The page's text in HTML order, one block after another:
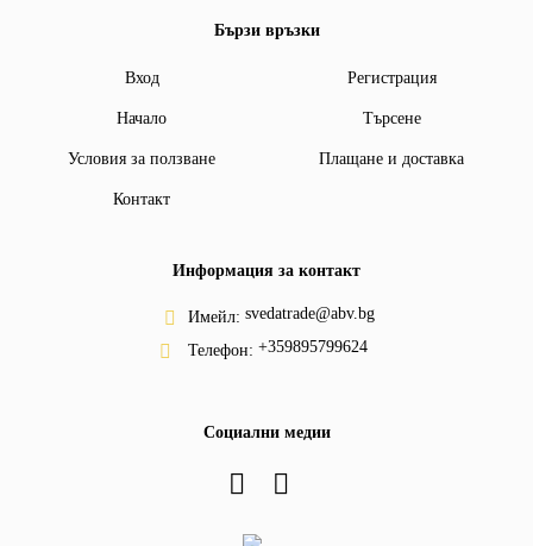
Бързи връзки
Вход Регистрация
Начало Търсене
Условия за ползване Плащане и доставка
Контакт
Информация за контакт
Имейл: svedatrade@abv.bg
Телефон: +359895799624
Социални медии